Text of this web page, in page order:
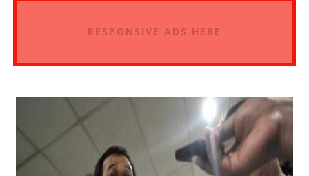
RESPONSIVE ADS HERE